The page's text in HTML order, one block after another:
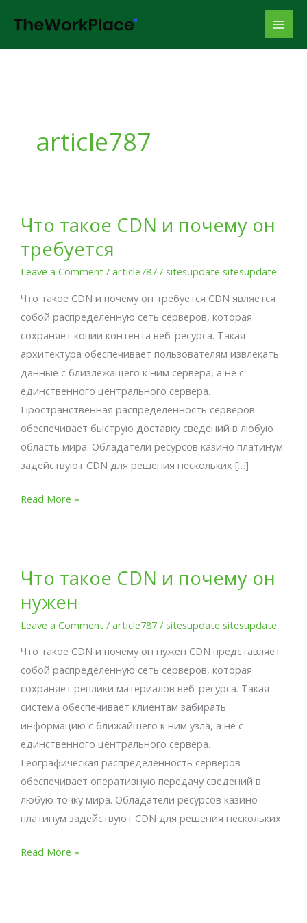
content
article787
Что такое CDN и почему он
требуется
Leave a Comment / article787/ sitesupdate sitesupdate
Что такое CDN и почему он требуется CDN является
собой распределенную сеть серверов, которая
сохраняет копии контента веб-ресурса. Такая
архитектура обеспечивает пользователям извлекать
данные с близлежащего к ним сервера, а не с
единственного центрального сервера.
Пространственная распределенность серверов
обеспечивает быструю доставку сведений в любую
область мира. Обладатели ресурсов казино платинум
задействуют CDN для решения нескольких […]
такое
CDN
почему
он
требуется
Read More »
Что такое CDN и почему он
нужен
Leave a Comment / article787/ sitesupdate sitesupdate
Что такое CDN и почему он нужен CDN представляет
собой распределенную сеть серверов, которая
сохраняет реплики материалов веб-ресурса. Такая
система обеспечивает клиентам забирать
информацию с ближайшего к ним узла, а не с
единственного центрального сервера.
Географическая распределенность серверов
обеспечивает оперативную передачу сведений в
любую точку мира. Обладатели ресурсов казино
платинум задействуют CDN для решения нескольких
такое
CDN
почему
он
нужен
Read More »